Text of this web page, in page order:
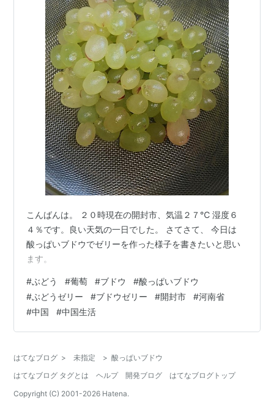
こんばんは。 ２０時現在の開封市、気温２７℃ 湿度６
４％です。良い天気の一日でした。 さてさて、 今日は
酸っぱいブドウでゼリーを作った様子を書きたいと思い
ます。
#ぶどう #葡萄 #ブドウ #酸っぱいブドウ
#ぶどうゼリー #ブドウゼリー #開封市 #河南省
#中国 #中国生活
はてなブログ > 未指定 > 酸っぱいブドウ
はてなブログ タグとは
ヘルプ 開発ブログ
はてなブログトップ
Copyright (C) 2001-2026 Hatena.